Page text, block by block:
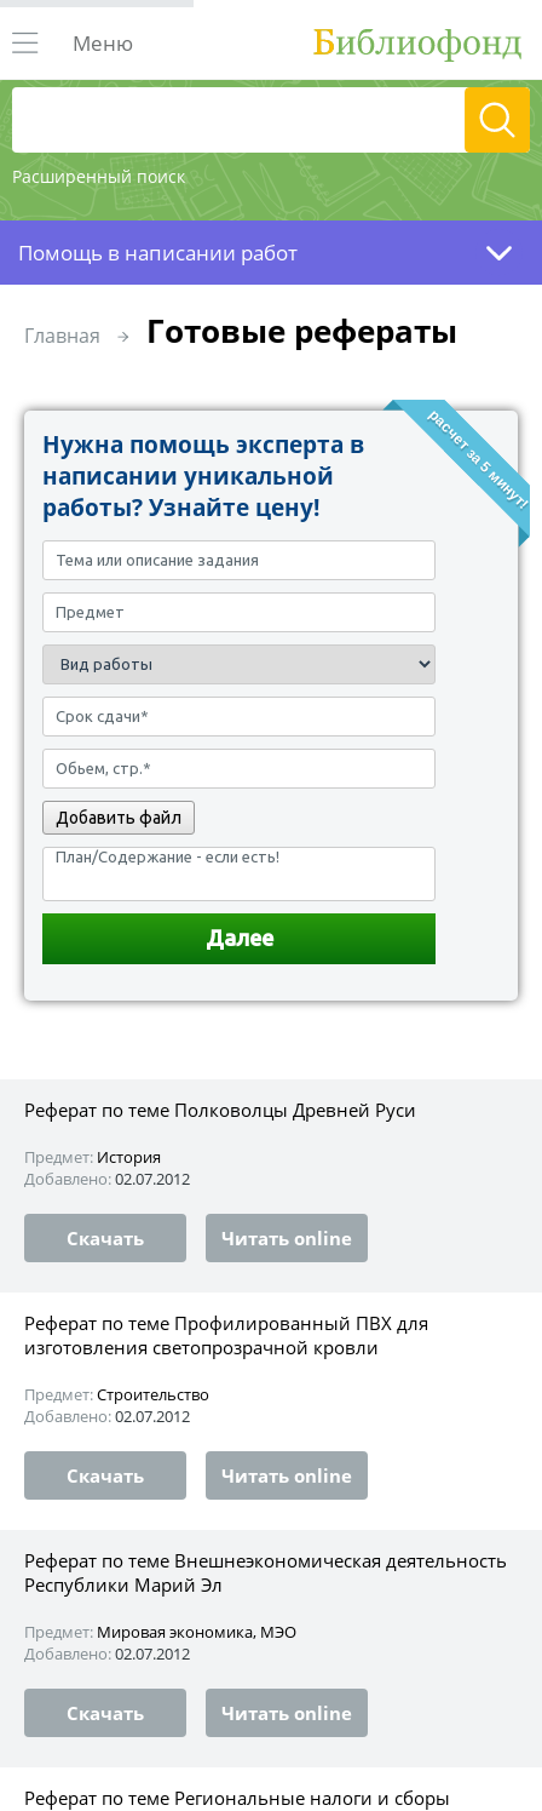
Расширенный поиск
Меню
Помощь в написании работ
Главная Готовые рефераты
расчет за 5 минут!
Нужна помощь эксперта в
написании уникальной
работы? Узнайте цену!
Добавить файл
Реферат по теме Полковолцы Древней Руси
Предмет: История
Добавлено:02.07.2012
Скачать Читать online
Реферат по теме Профилированный ПВХ для
изготовления светопрозрачной кровли
Предмет:Строительство
Добавлено:02.07.2012
Скачать Читать online
Реферат по теме Внешнеэкономическая деятельность
Республики Марий Эл
Предмет: Мировая экономика, МЭО
Добавлено:02.07.2012
Скачать Читать online
Реферат по теме Региональные налоги и сборы